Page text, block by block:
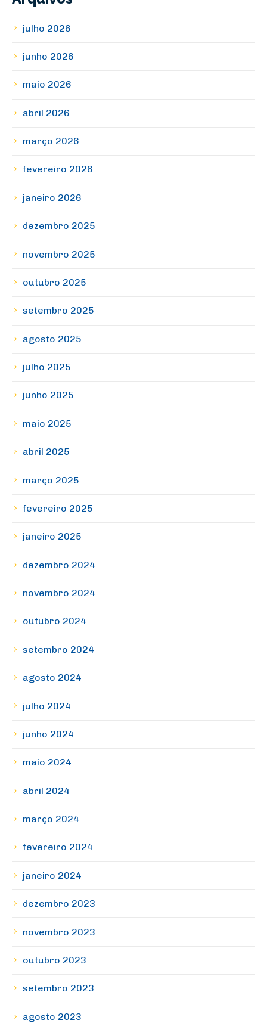
julho 2026
junho 2026
maio 2026
abril 2026
março 2026
fevereiro 2026
janeiro 2026
dezembro 2025
novembro 2025
outubro 2025
setembro 2025
agosto 2025
julho 2025
junho 2025
maio 2025
abril 2025
março 2025
fevereiro 2025
janeiro 2025
dezembro 2024
novembro 2024
outubro 2024
setembro 2024
agosto 2024
julho 2024
junho 2024
maio 2024
abril 2024
março 2024
fevereiro 2024
janeiro 2024
dezembro 2023
novembro 2023
outubro 2023
setembro 2023
agosto 2023